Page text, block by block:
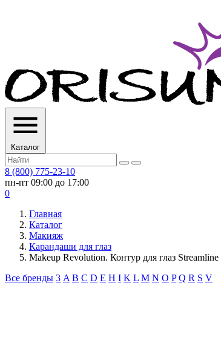
Каталог
8 (800) 775-23-10
пн-пт 09:00 до 17:00
0
Главная
Каталог
Макияж
Карандаши для глаз
Makeup Revolution. Контур для глаз
Все бренды 3 A B C D E H I K L M N O P Q R S V